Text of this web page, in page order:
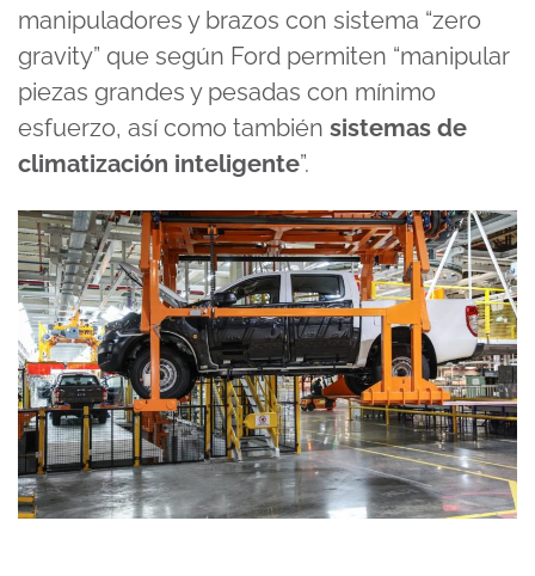
manipuladores y brazos con sistema “zero
gravity” que según Ford permiten “manipular
piezas grandes y pesadas con mínimo
esfuerzo, así como también sistemas de
climatización inteligente”.